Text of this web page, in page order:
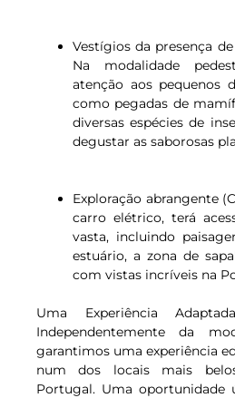
Vestígios da presença
Na modalidade
atenção aos pequenos
como pegadas de
diversas espécies de
degustar as saborosas
Exploração abrangente
carro elétrico, terá
vasta, incluindo
estuário, a zona de
com vistas incríveis na
Uma Experiência
Independentemente da
garantimos uma experiência
num dos locais mais
Portugal. Uma oportunidade